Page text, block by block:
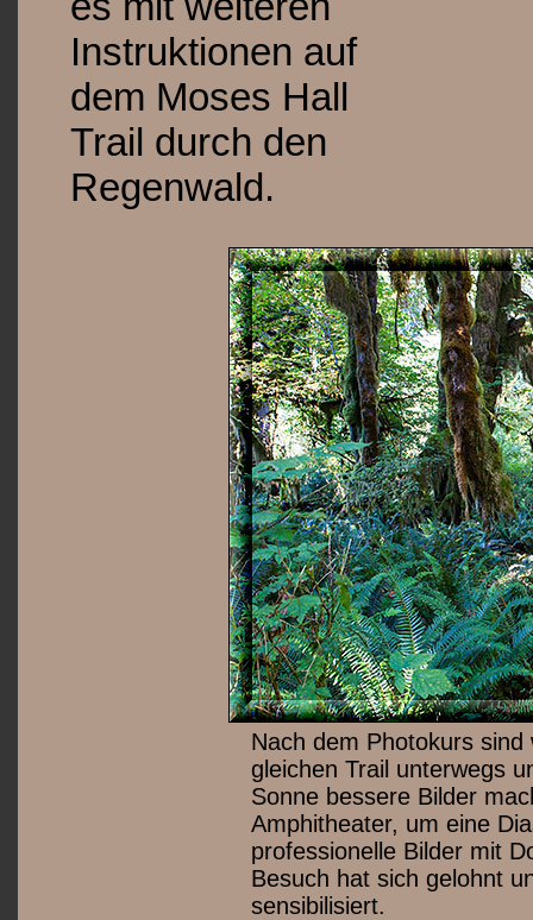
Instruktionen auf
dem Moses Hall
Trail durch den
Regenwald.
Nach dem Photokurs
gleichen Trail unterwegs
Sonne bessere Bilder
Amphitheater, um eine
professionelle Bilder mit
Besuch hat sich gelohnt
sensibilisiert.